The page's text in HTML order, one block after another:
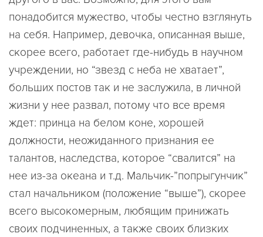
понадобится мужество, чтобы честно взглянуть
на себя. Например, девочка, описанная выше,
скорее всего, работает где-нибудь в научном
учреждении, но “звезд с неба не хватает”,
больших постов так и не заслужила, в личной
жизни у нее развал, потому что все время
ждет: принца на белом коне, хорошей
должности, неожиданного признания ее
талантов, наследства, которое “свалится” на
нее из-за океана и т.д. Мальчик-”попрыгунчик”
стал начальником (положение “выше”), скорее
всего высокомерным, любящим принижать
своих подчиненных, а также своих близких